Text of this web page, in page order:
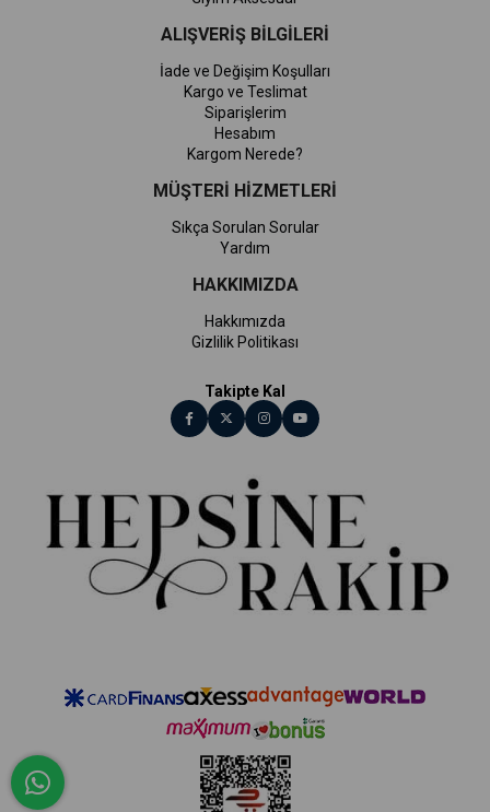
ALIŞVERİŞ BİLGİLERİ
İade ve Değişim Koşulları
Kargo ve Teslimat
Siparişlerim
Hesabım
Kargom Nerede?
MÜŞTERİ HİZMETLERİ
Sıkça Sorulan Sorular
Yardım
HAKKIMIZDA
Hakkımızda
Gizlilik Politikası
Takipte Kal